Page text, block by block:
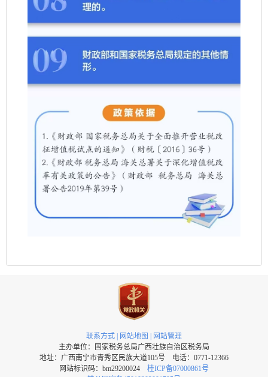
联系方式 | 网站地图 | 网站管理
主办单位：国家税务总局广西壮族自治区税务局
地址：广西南宁市青秀区民族大道105号 电话：0771-12366
网站标识码：bm29200024 桂ICP备07000861号